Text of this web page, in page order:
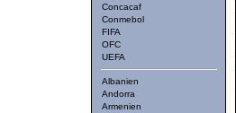
Concacaf
Conmebol
FIFA
OFC
UEFA
Albanien
Andorra
Armenien